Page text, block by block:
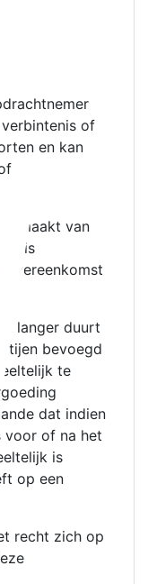
of
en kan
maakt van
is
langer duurt
bevoegd
te
dat indien
voor of na het
is
op een
recht zich op